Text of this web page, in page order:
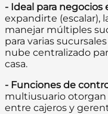
- Ideal para
expandirte (escalar),
manejar múltiples
para varias
nube centralizado
casa.
- Funciones de
multiusuario otorgan
entre cajeros y